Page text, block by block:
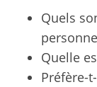
Quels
Quelle
Préfère-